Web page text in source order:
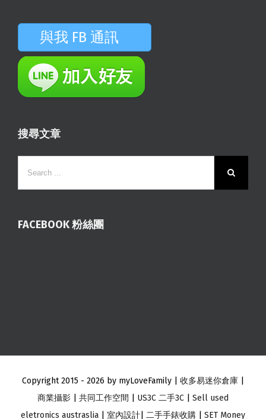
與我 FB 通訊
搜尋文章
FACEBOOK 粉絲團
Copyright 2015 - 2026 by myLoveFamily | 收多易迷你倉庫
商業攝影
共同工作空間 US3C 二手3C
Sell used
eletronics austraslia
室內設計 二手手錶收購 SET Money